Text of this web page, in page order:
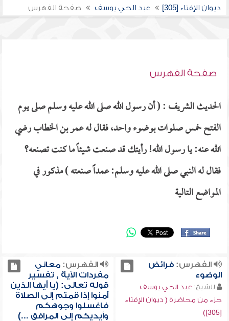
ديوان الإفتاء [305]
عبد الحي يوسف صفحة الفهرس
صفحة الفهرس
الحديث الشريف : ( أن رسول الله صلى الله عليه وسلم صلى يوم
الفتح خمس صلوات بوضوء واحد، فقال له عمر بن الخطاب رضي
الله عنه: يا رسول الله! رأيتك قد صنعت شيئاً ما كنت تصنعه؟
فقال له النبي صلى الله عليه وسلم: عمداً صنعته ) مذكور في
المواضع التالية
الفهرس:فرائض
الوضوء
للشيخ: عبد الحي يوسف
جزء من محاضرة ( ديوان الإفتاء
[305])
الفهرس:معاني
مفردات الآية , تفسير
قوله تعالى: (يا أيها الذين
آمنوا إذا قمتم إلى الصلاة
فاغسلوا وجوهكم
وأيديكم إلى المرافق ...)